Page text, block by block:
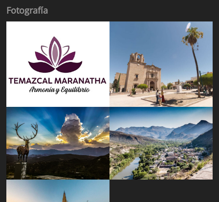
Fotografía